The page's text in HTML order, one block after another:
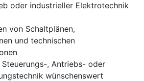
oder industrieller Elektrotechnik
von Schaltplänen,
und technischen
Steuerungs-, Antriebs- oder
wünschenswert